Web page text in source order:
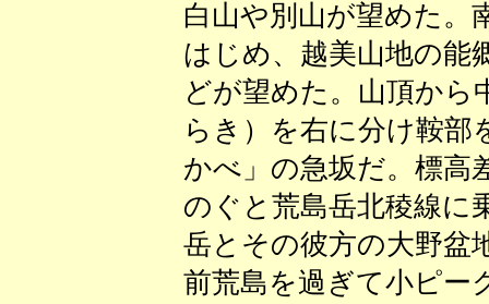
白山や別山が望めた。
はじめ、越美山地の能
どが望めた。山頂から
らき）を右に分け鞍部
かべ」の急坂だ。標高
のぐと荒島岳北稜線に
岳とその彼方の大野盆
前荒島を過ぎて小ピー